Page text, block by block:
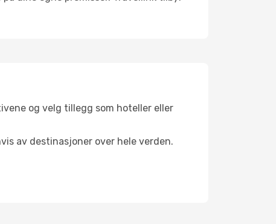
og velg tillegg som hoteller eller
av destinasjoner over hele verden.